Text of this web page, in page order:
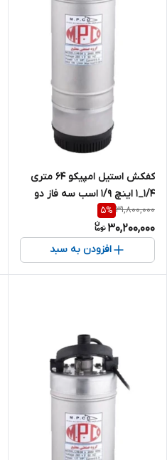
کفکش استیل امپیکو 64 متری
1/4_1 اینچ 1/9 اسب سه فاز دو
جداره MPCO-S.99.64-4
31,800,000
5%
30,200,000
افزودن به سبد